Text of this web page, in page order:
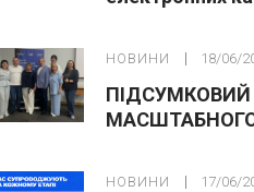
НОВИНИ 18/06/
ПІДСУМКОВИЙ
НОВИНИ 17/06/